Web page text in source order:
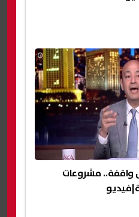
واقفة.. مشروعات